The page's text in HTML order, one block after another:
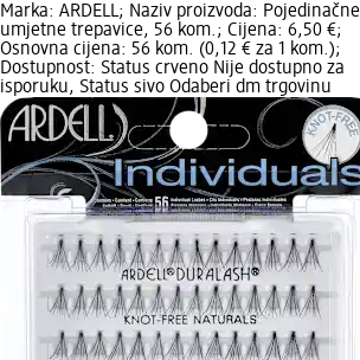
Marka: ARDELL; Naziv proizvoda: Pojedinačne
umjetne trepavice, 56 kom.; Cijena: 6,50 €;
Osnovna cijena: 56 kom. (0,12 € za 1 kom.);
Dostupnost: Status crveno Nije dostupno za
isporuku, Status sivo Odaberi dm trgovinu